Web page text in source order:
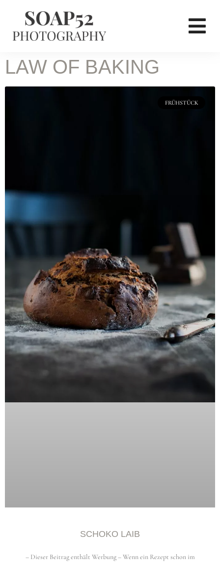
LAW OF BAKING
FRÜHSTÜCK
SCHOKO LAIB
– Dieser Beitrag enthält Werbung – Wenn ein Rezept schon im